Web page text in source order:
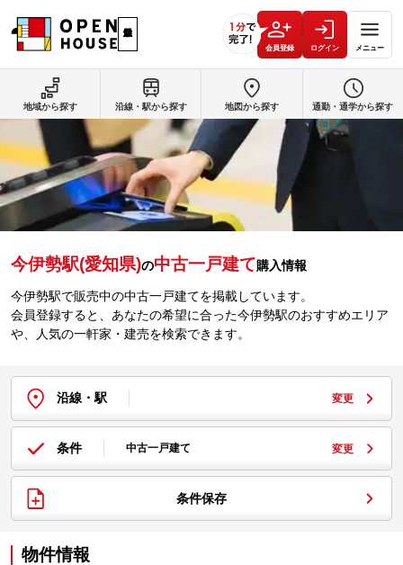
会員登録 ログイン メニュー
今伊勢駅(愛知県)の中古一戸建て購入情報
今伊勢駅で販売中の中古一戸建てを掲載しています。
会員登録すると、あなたの希望に合った今伊勢駅のおすすめエリア
や、人気の一軒家・建売を検索できます。
沿線・駅 変更
条件 中古一戸建て 変更
条件保存
物件情報
地域から探す 沿線・駅から探す 地図から探す 通勤・通学から探す